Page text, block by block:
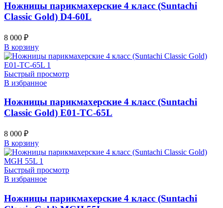
Ножницы парикмахерские 4 класс (Suntachi
Classic Gold) D4-60L
8 000 ₽
В корзину
Быстрый просмотр
В избранное
Ножницы парикмахерские 4 класс (Suntachi
Classic Gold) E01-TC-65L
8 000 ₽
В корзину
Быстрый просмотр
В избранное
Ножницы парикмахерские 4 класс (Suntachi